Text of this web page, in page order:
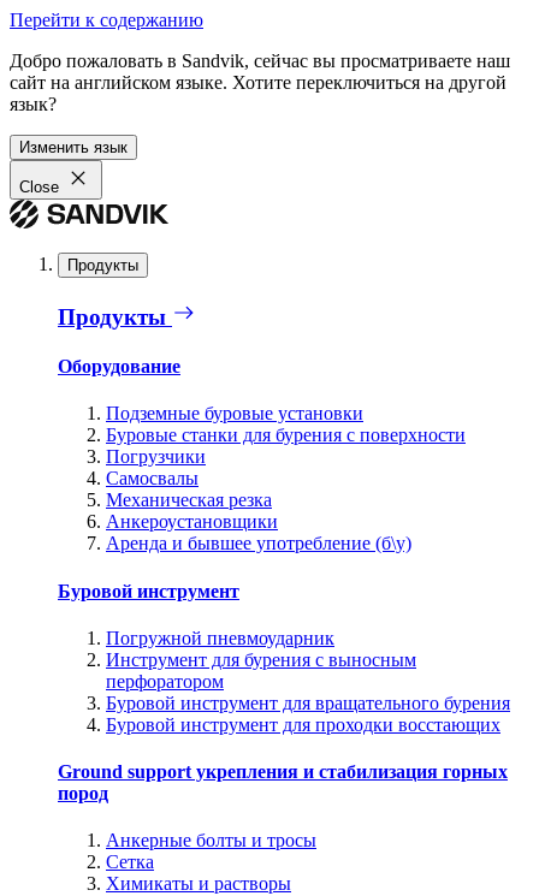
Перейти к содержанию
Добро пожаловать в Sandvik, сейчас вы просматриваете наш
сайт на английском языке. Хотите переключиться на другой
язык?
Изменить язык
Close
Продукты
Продукты
Оборудование
Подземные буровые установки
Буровые станки для бурения с поверхности
Погрузчики
Самосвалы
Механическая резка
Анкероустановщики
Аренда и бывшее употребление (б\у)
Буровой инструмент
Погружной пневмоударник
Инструмент для бурения с выносным
перфоратором
Буровой инструмент для вращательного бурения
Буровой инструмент для проходки восстающих
Ground support укрепления и стабилизация горных
пород
Анкерные болты и тросы
Сетка
Химикаты и растворы